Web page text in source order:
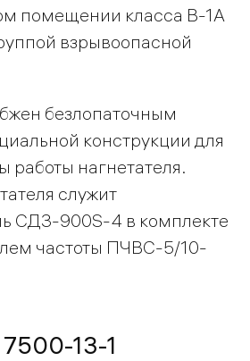
помещении класса В-1А
взрывоопасной
безлопаточным
конструкции для
работы нагнетателя.
служит
СД3-900S-4 в комплекте
частоты ПЧВС-5/10-
7500-13-1